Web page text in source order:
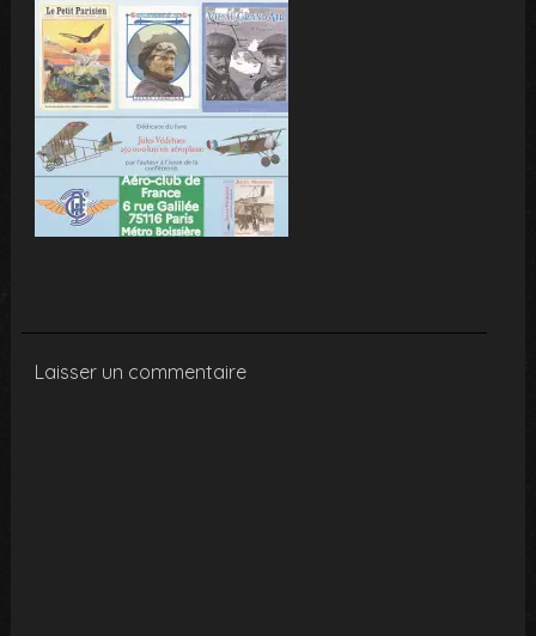
Laisser un commentaire